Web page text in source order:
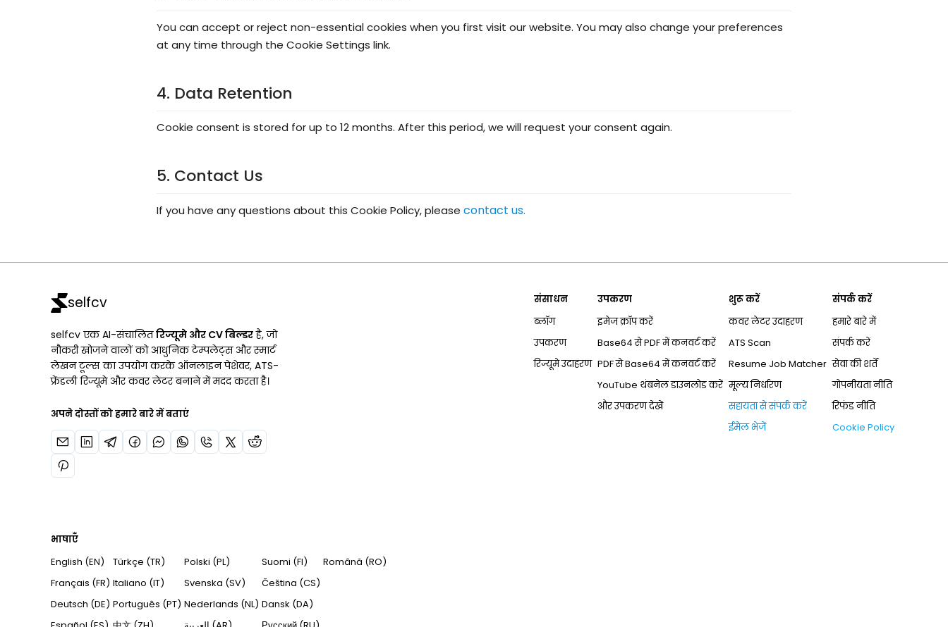
You can accept or reject non-essential cookies when you first visit our website. You may also change your preferences
at any time through the Cookie Settings link.
4. Data Retention
Cookie consent is stored for up to 12 months. After this period, we will request your consent again.
5. Contact Us
If you have any questions about this Cookie Policy, please contact us.
selfcv
selfcv एक AI-संचालितरिज्यूमे और CV बिल्डरहै, जो
नौकरी खोजने वालों को आधुनिक टेम्पलेट्स और स्मार्ट
लेखन टूल्स का उपयोग करके ऑनलाइन पेशेवर, ATS-
फ्रेंडली रिज्यूमे और कवर लेटर बनाने में मदद करता है।
अपने दोस्तों को हमारे बारे में बताएं
संसाधन
ब्लॉग
उपकरण
रिज्यूमे उदाहरण
उपकरण
इमेज क्रॉप करें
Base64 से PDF में कनवर्ट करें
PDF से Base64 में कनवर्ट करें
YouTube थंबनेल डाउनलोड करें
और उपकरण देखें
शुरू करें
कवर लेटर उदाहरण
ATS Scan
Resume Job Matcher
मूल्य निर्धारण
सहायता से संपर्क करें
ईमेल भेजें
संपर्क करें
हमारे बारे में
संपर्क करें
सेवा की शर्तें
गोपनीयता नीति
रिफंड नीति
Cookie Policy
भाषाएँ
English (EN)
Français (FR)
Deutsch (DE)
Türkçe (TR)
Italiano (IT)
Português (PT)
Polski (PL)
Svenska (SV)
Nederlands (NL)
Suomi (FI)
Čeština (CS)
Dansk (DA)
Română (RO)